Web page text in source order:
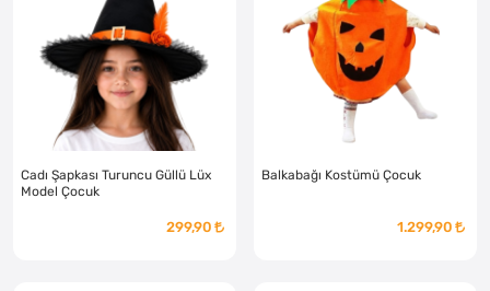
Cadı Şapkası Turuncu Güllü Lüx
Model Çocuk
299,90
Balkabağı Kostümü Çocuk
1.299,90